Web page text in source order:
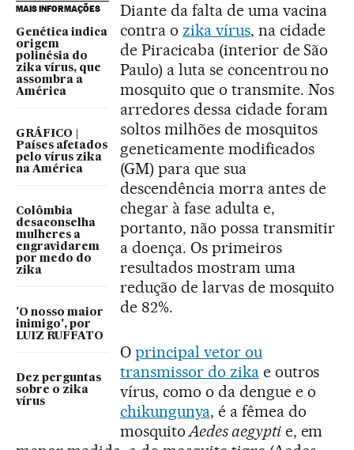
MAIS INFORMAÇÕES
Genética indica
origem
polinésia do
zika vírus, que
assombra a
América
GRÁFICO |
Países afetados
pelo vírus zika
na América
Colômbia
desaconselha
mulheres a
engravidarem
por medo do
zika
'O nosso maior
inimigo', por
LUIZ RUFFATO
Dez perguntas
sobre o zika
vírus
Diante da falta de uma vacina
contra o zika vírus, na cidade
de Piracicaba (interior de São
Paulo) a luta se concentrou no
mosquito que o transmite. Nos
arredores dessa cidade foram
soltos milhões de mosquitos
geneticamente modificados
(GM) para que sua
descendência morra antes de
chegar à fase adulta e,
portanto, não possa transmitir
a doença. Os primeiros
resultados mostram uma
redução de larvas de mosquito
de 82%.
O principal vetor ou
transmissor do zikae outros
vírus, como o da dengue e o
chikungunya, é a fêmea do
mosquitoAedes aegyptie, em